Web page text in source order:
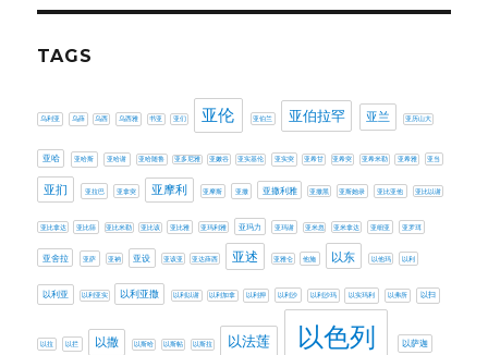
TAGS
乌利亚 乌薛 乌西 乌西雅 书亚 亚们 亚伦 亚伯兰 亚伯拉罕 亚兰 亚历山大
亚哈 亚哈斯 亚哈谢 亚哈随鲁 亚多尼雅 亚嫩谷 亚实基伦 亚实突 亚希甘 亚希突 亚希米勒 亚希雅 亚当
亚扪 亚拉巴 亚拿突 亚摩利 亚摩斯 亚撒 亚撒利雅 亚撒黑 亚斯她录 亚比亚他 亚比以谢
亚比拿达 亚比筛 亚比米勒 亚比该 亚比雅 亚玛利雅 亚玛力 亚玛谢 亚米忽 亚米拿达 亚细亚 亚罗珥
亚舍拉 亚萨 亚衲 亚设 亚该亚 亚达薛西 亚述 亚雅仑 他施 以东 以他玛 以利
以利亚 以利亚实 以利亚撒 以利以谢 以利加拿 以利押 以利沙 以利沙玛 以实玛利 以弗所 以扫
以拉 以拦 以撒 以斯哈 以斯帖 以斯拉 以法莲 以色列 以萨迦